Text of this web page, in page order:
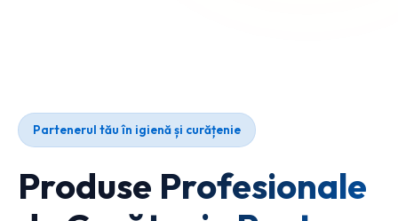
Partenerul tău în igienă și curățenie
Produse Profesionale